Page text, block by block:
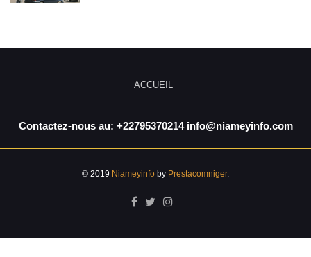
ACCUEIL
Contactez-nous au: +22795370214 info@niameyinfo.com
© 2019 Niameyinfo by Prestacomniger.